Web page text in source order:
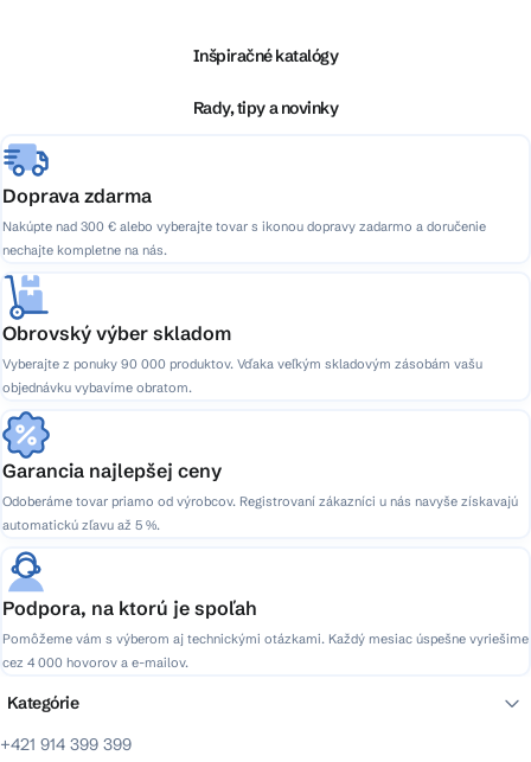
e
Inšpiračné katalógy
Rady, tipy a novinky
Doprava zdarma
Nakúpte nad 300 € alebo vyberajte tovar s ikonou dopravy zadarmo a doručenie
nechajte kompletne na nás.
Obrovský výber skladom
Vyberajte z ponuky 90 000 produktov. Vďaka veľkým skladovým zásobám vašu
objednávku vybavíme obratom.
Garancia najlepšej ceny
Odoberáme tovar priamo od výrobcov. Registrovaní zákazníci u nás navyše získavajú
automatickú zľavu až 5 %.
Podpora, na ktorú je spoľah
Pomôžeme vám s výberom aj technickými otázkami. Každý mesiac úspešne vyriešime
cez 4 000 hovorov a e-mailov.
+421 914 399 399
Kategórie